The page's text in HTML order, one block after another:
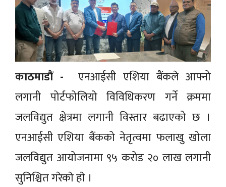
काठमाडाैं - एनआईसी एशिया बैंकले आफ्नो
लगानी पोर्टफोलियो विविधिकरण गर्ने क्रममा
जलविद्युत क्षेत्रमा लगानी विस्तार बढाएको छ ।
एनआईसी एशिया बैंकको नेतृत्वमा फलाखु खोला
जलविद्युत आयोजनामा ९५ करोड २० लाख लगानी
सुनिश्चित गरेकाे हाे ।